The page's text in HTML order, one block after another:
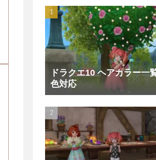
ドラクエ10 ヘアカラー一
色対応